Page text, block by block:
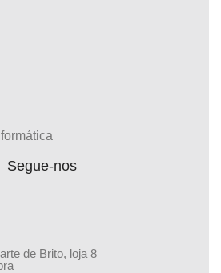
Segue-nos
de Brito, loja 8